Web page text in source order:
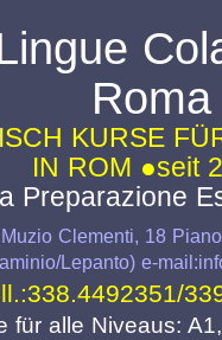
Roma
KURSE
IN ROM ●seit
Preparazione
Clementi, 18
Lepanto) e-
338.4492351/
für alle Niveaus: